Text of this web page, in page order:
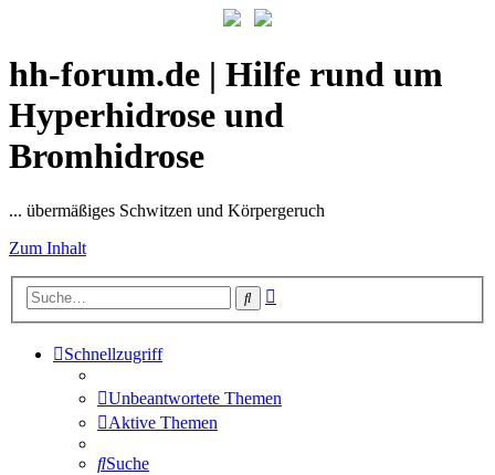
hh-forum.de | Hilfe rund um
Hyperhidrose und
Bromhidrose
... übermäßiges Schwitzen und Körpergeruch
Zum Inhalt
Suche
Schnellzugriff
Unbeantwortete Themen
Aktive Themen
Suche